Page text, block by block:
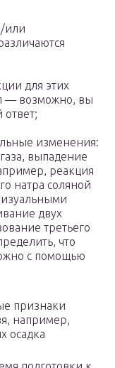
или
для этих
— возможно, вы
изменения:
выпадение
реакция
натра соляной
двух
третьего
что
с помощью
признаки
например,
осадка